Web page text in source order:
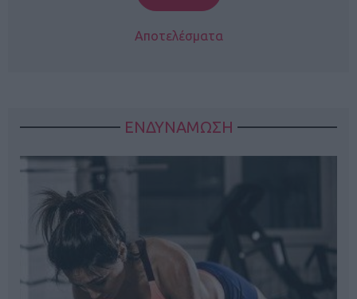
Αποτελέσματα
ΕΝΔΥΝΑΜΩΣΗ